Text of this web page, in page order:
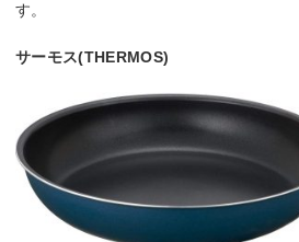
す。
サーモス(THERMOS)